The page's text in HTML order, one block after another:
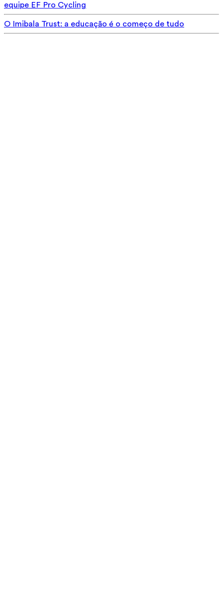
equipe EF Pro Cycling
O Imibala Trust: a educação é o começo de tudo